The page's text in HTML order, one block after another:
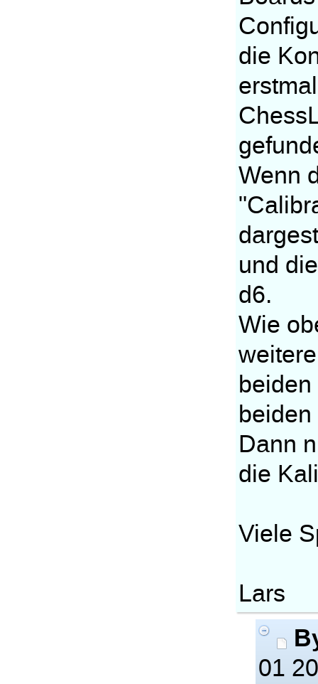
die
Wenn
und
d6.
Wie
Dann
die
Viele
Lars
01